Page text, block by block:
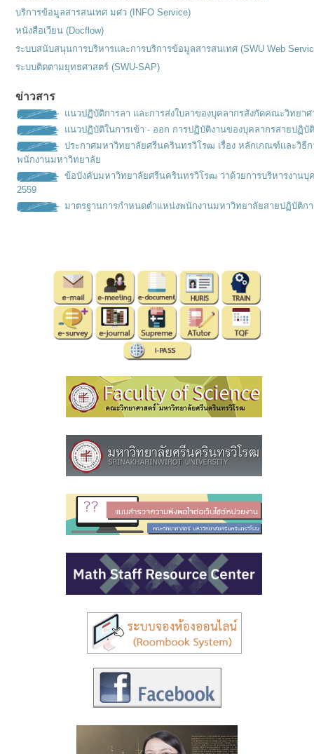
บริการข้อมูลสารสนเทศ มศว (INFO Service)
หนังสือเวียน (Docflow)
ระบบสนับสนุนการบริหารและการบริการข้อมูลสารสนเทศ (SWU Web
ระบบติดตามยุทธศาสตร์ (SWU-SAP)
ข่าวสาร
แนวปฏิบัติการลา และการส่งใบลาของบุคลากรสังกัดคณะวิทยาศ
แนวปฏิบัติในการเข้า - ออก การปฏิบัติงานของบุคลากรสายปฏิบั
ประกาศมหาวิทยาลัยศรีนครินทรวิโรฒ เรื่อง หลักเกณฑ์เเละวิธี
พนักงานมหาวิทยาลัย
ข้อบังคับมหาวิทยาลัยศรีนครินทรวิโรฒ ว่าด้วยการบริหารงาน
2559
มาตรฐานการกำหนดตำเเหน่งพนักงานมหาวิทยาลัยสายปฏิบัติก